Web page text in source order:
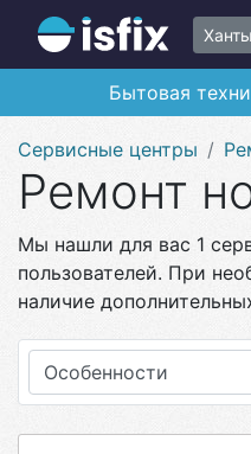
Бытовая
Сервисные центры
Ремонт
Мы нашли для вас 1
пользователей. При
наличие
Особенности